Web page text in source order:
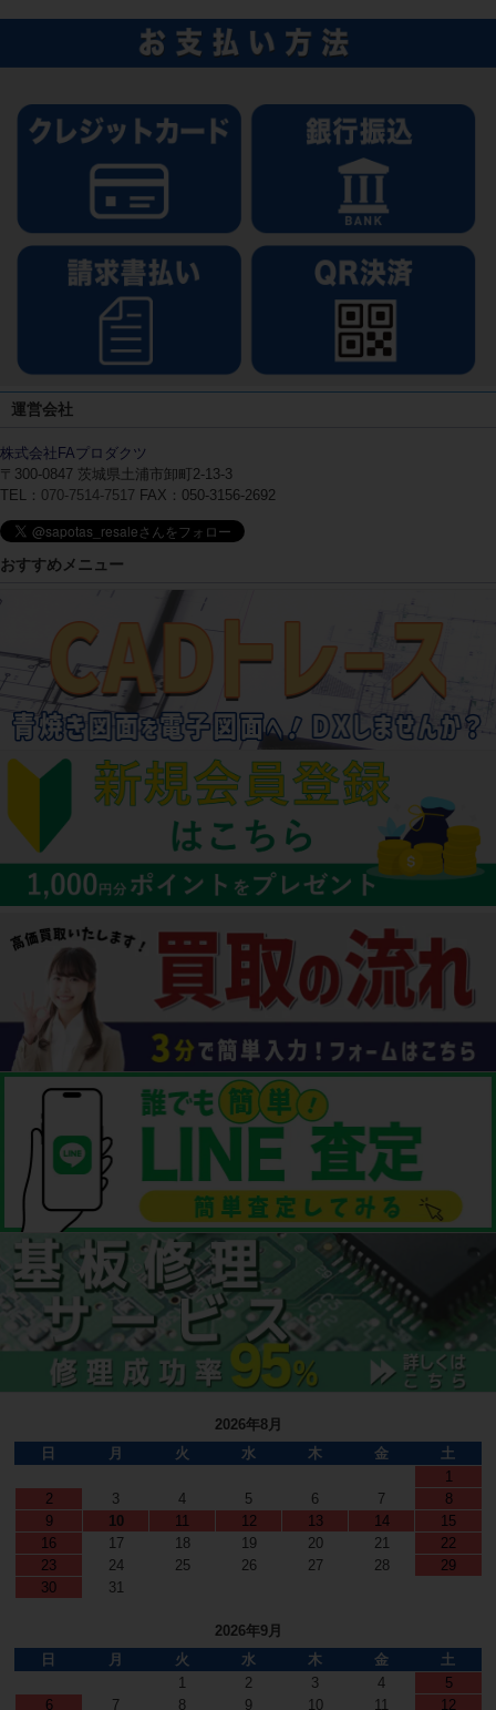
運営会社
株式会社FAプロダクツ
〒300-0847 茨城県土浦市卸町2-13-3
TEL： 070-7514-7517 FAX：050-3156-2692
おすすめメニュー
2026年8月
日
月 火 水 木 金
土
1
2
3 4 5 6 7
8
9
10 11 12 13 14
15
16
17 18 19 20 21
22
23
24 25 26 27 28
29
30
31
2026年9月
日
月 火 水 木 金
土
1
2 3 4
5
6
7 8 9 10 11 12